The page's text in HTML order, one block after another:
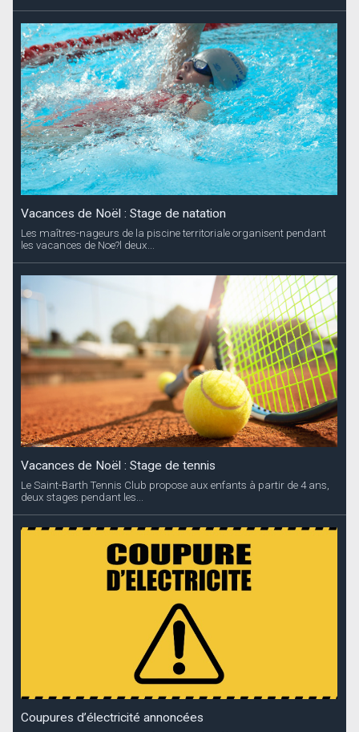
Vacances de Noël : Stage de natation
Les maîtres-nageurs de la piscine territoriale organisent pendant
les vacances de Noe?l deux...
Vacances de Noël : Stage de tennis
Le Saint-Barth Tennis Club propose aux enfants à partir de 4 ans,
deux stages pendant les...
Coupures d’électricité annoncées